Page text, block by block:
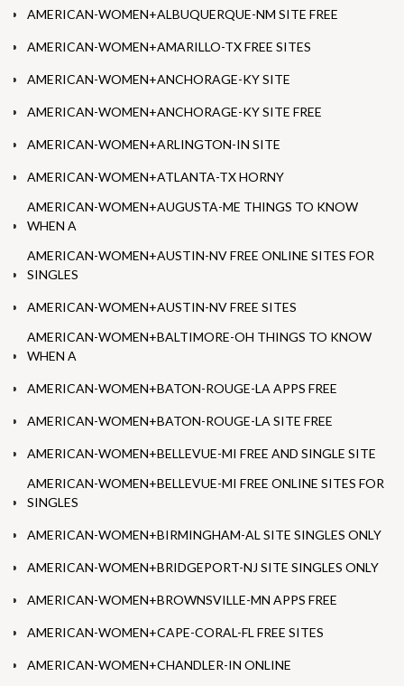
AMERICAN-WOMEN+ALBUQUERQUE-NM SITE FREE
AMERICAN-WOMEN+AMARILLO-TX FREE SITES
AMERICAN-WOMEN+ANCHORAGE-KY SITE
AMERICAN-WOMEN+ANCHORAGE-KY SITE FREE
AMERICAN-WOMEN+ARLINGTON-IN SITE
AMERICAN-WOMEN+ATLANTA-TX HORNY
AMERICAN-WOMEN+AUGUSTA-ME THINGS TO KNOW
WHEN A
AMERICAN-WOMEN+AUSTIN-NV FREE ONLINE SITES FOR
SINGLES
AMERICAN-WOMEN+AUSTIN-NV FREE SITES
AMERICAN-WOMEN+BALTIMORE-OH THINGS TO KNOW
WHEN A
AMERICAN-WOMEN+BATON-ROUGE-LA APPS FREE
AMERICAN-WOMEN+BATON-ROUGE-LA SITE FREE
AMERICAN-WOMEN+BELLEVUE-MI FREE AND SINGLE SITE
AMERICAN-WOMEN+BELLEVUE-MI FREE ONLINE SITES FOR
SINGLES
AMERICAN-WOMEN+BIRMINGHAM-AL SITE SINGLES ONLY
AMERICAN-WOMEN+BRIDGEPORT-NJ SITE SINGLES ONLY
AMERICAN-WOMEN+BROWNSVILLE-MN APPS FREE
AMERICAN-WOMEN+CAPE-CORAL-FL FREE SITES
AMERICAN-WOMEN+CHANDLER-IN ONLINE